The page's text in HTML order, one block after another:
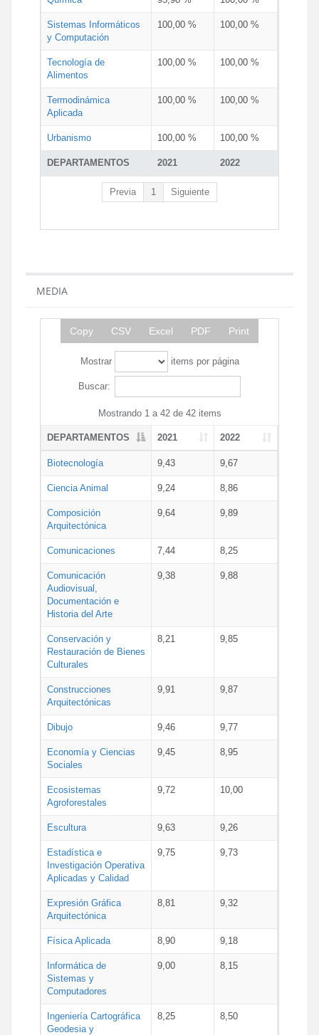
DEPARTAMENTOS 2021 2022
Sistemas Informáticos
y Computación
100,00 % 100,00 %
Tecnología de
Alimentos
100,00 % 100,00 %
Termodinámica
Aplicada
100,00 % 100,00 %
Urbanismo 100,00 % 100,00 %
Previa 1 Siguiente
MEDIA
Copy CSV Excel PDF Print
Mostrar items por página
Buscar:
Mostrando 1 a 42 de 42 items
DEPARTAMENTOS 2021 2022
Biotecnología 9,43 9,67
Ciencia Animal 9,24 8,86
Composición
Arquitectónica
9,64 9,89
Comunicaciones 7,44 8,25
Comunicación
Audiovisual,
Documentación e
Historia del Arte
9,38 9,88
Conservación y
Restauración de Bienes
Culturales
8,21 9,85
Construcciones
Arquitectónicas
9,91 9,87
Dibujo 9,46 9,77
Economía y Ciencias
Sociales
9,45 8,95
Ecosistemas
Agroforestales
9,72 10,00
Escultura 9,63 9,26
Estadística e
Investigación Operativa
Aplicadas y Calidad
9,75 9,73
Expresión Gráfica
Arquitectónica
8,81 9,32
Física Aplicada 8,90 9,18
Informática de
Sistemas y
Computadores
9,00 8,15
Ingeniería Cartográfica
Geodesia y
8,25 8,50